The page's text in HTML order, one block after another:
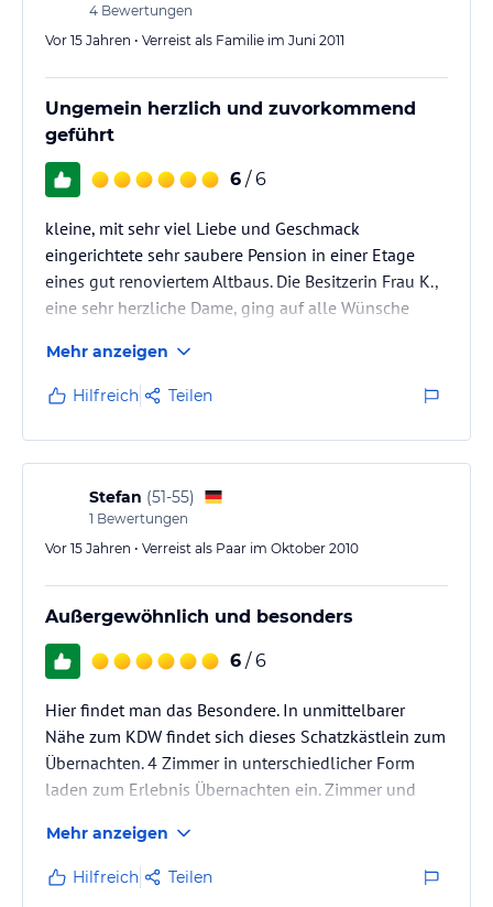
4 Bewertungen
Vor 15 Jahren • Verreist als Familie im Juni 2011
Ungemein herzlich und zuvorkommend
geführt
6 / 6
kleine, mit sehr viel Liebe und Geschmack
eingerichtete sehr saubere Pension in einer Etage
eines gut renoviertem Altbaus. Die Besitzerin Frau K.,
eine sehr herzliche Dame, ging auf alle Wünsche
Frühstück fand im Wohn-Esszimmer an einem
großen, stets liebevoll gedecktem Tisch statt und
ließ keine Wünsche offen. Meine Schwester und ich
fühlten uns nicht wie in einem Hotel, sondern durch
die nette persönliche Art der Besitzerin und das
Ambiente wie zu Hause. Obwohl wir…
Mehr anzeigen
Hilfreich Teilen
Stefan (51-55)
1 Bewertungen
Vor 15 Jahren • Verreist als Paar im Oktober 2010
Außergewöhnlich und besonders
6 / 6
Hier findet man das Besondere. In unmittelbarer
Nähe zum KDW findet sich dieses Schatzkästlein zum
Übernachten. 4 Zimmer in unterschiedlicher Form
laden zum Erlebnis Übernachten ein. Zimmer und
eingerichtet und propper. Hier wird auch in
versteckten Ecken geputzt. Das Frühstück ist fürstlich
und gemütlich. Die Gäste frühstücken gemeinsam an
Mehr anzeigen
Hilfreich Teilen